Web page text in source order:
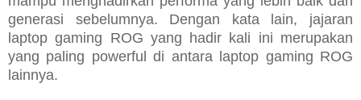
generasi sebelumnya. Dengan kata lain, jajaran
laptop gaming ROG yang hadir kali ini merupakan
yang paling powerful di antara laptop gaming ROG
lainnya.